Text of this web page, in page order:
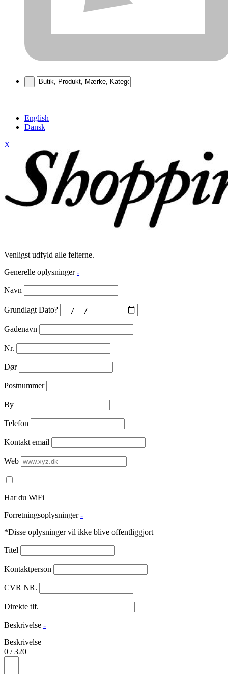
English
Dansk
X
Venligst udfyld alle felterne.
Generelle oplysninger -
Navn
Grundlagt Dato?
Gadenavn
Nr.
Dør
Postnummer
By
Telefon
Kontakt email
Web
Har du WiFi
Forretningsoplysninger -
*Disse oplysninger vil ikke blive offentliggjort
Titel
Kontaktperson
CVR NR.
Direkte tlf.
Beskrivelse -
Beskrivelse
0 /320